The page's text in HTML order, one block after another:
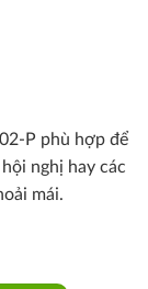
P phù hợp để
nghị hay các
mái.